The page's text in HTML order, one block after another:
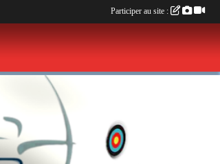
Participer au site :